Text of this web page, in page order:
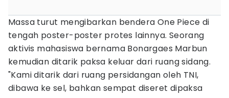
Massa turut mengibarkan bendera One Piece di
tengah poster-poster protes lainnya. Seorang
aktivis mahasiswa bernama Bonargaes Marbun
kemudian ditarik paksa keluar dari ruang sidang.
"Kami ditarik dari ruang persidangan oleh TNI,
dibawa ke sel, bahkan sempat diseret dipaksa